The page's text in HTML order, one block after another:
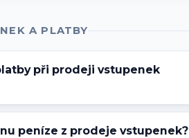
A PLATBY
při prodeji vstupenek
peníze z prodeje vstupenek?